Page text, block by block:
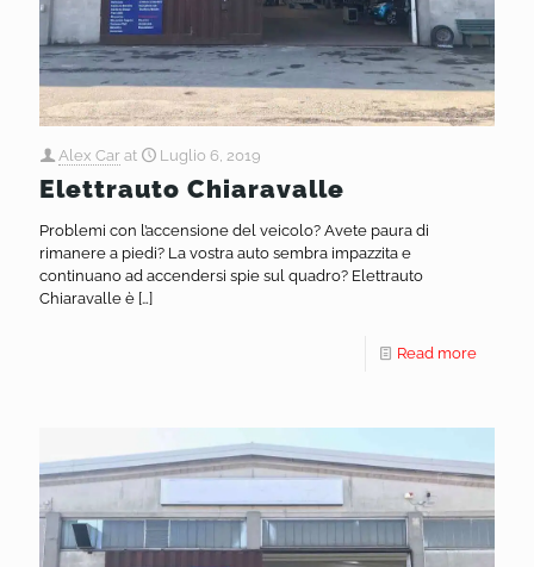
Alex Car at Luglio 6, 2019
Elettrauto Chiaravalle
Problemi con l’accensione del veicolo? Avete paura di
rimanere a piedi? La vostra auto sembra impazzita e
continuano ad accendersi spie sul quadro? Elettrauto
Chiaravalle è […]
Read more